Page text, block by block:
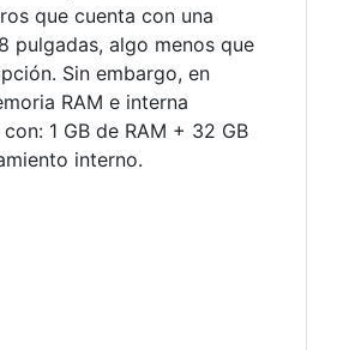
que cuenta con una
pulgadas, algo menos que
Sin embargo, en
RAM e interna
1 GB de RAM + 32 GB
interno.